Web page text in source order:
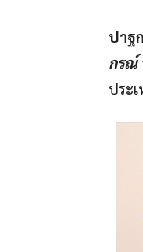
ปาฐ
กรณ์
ประ